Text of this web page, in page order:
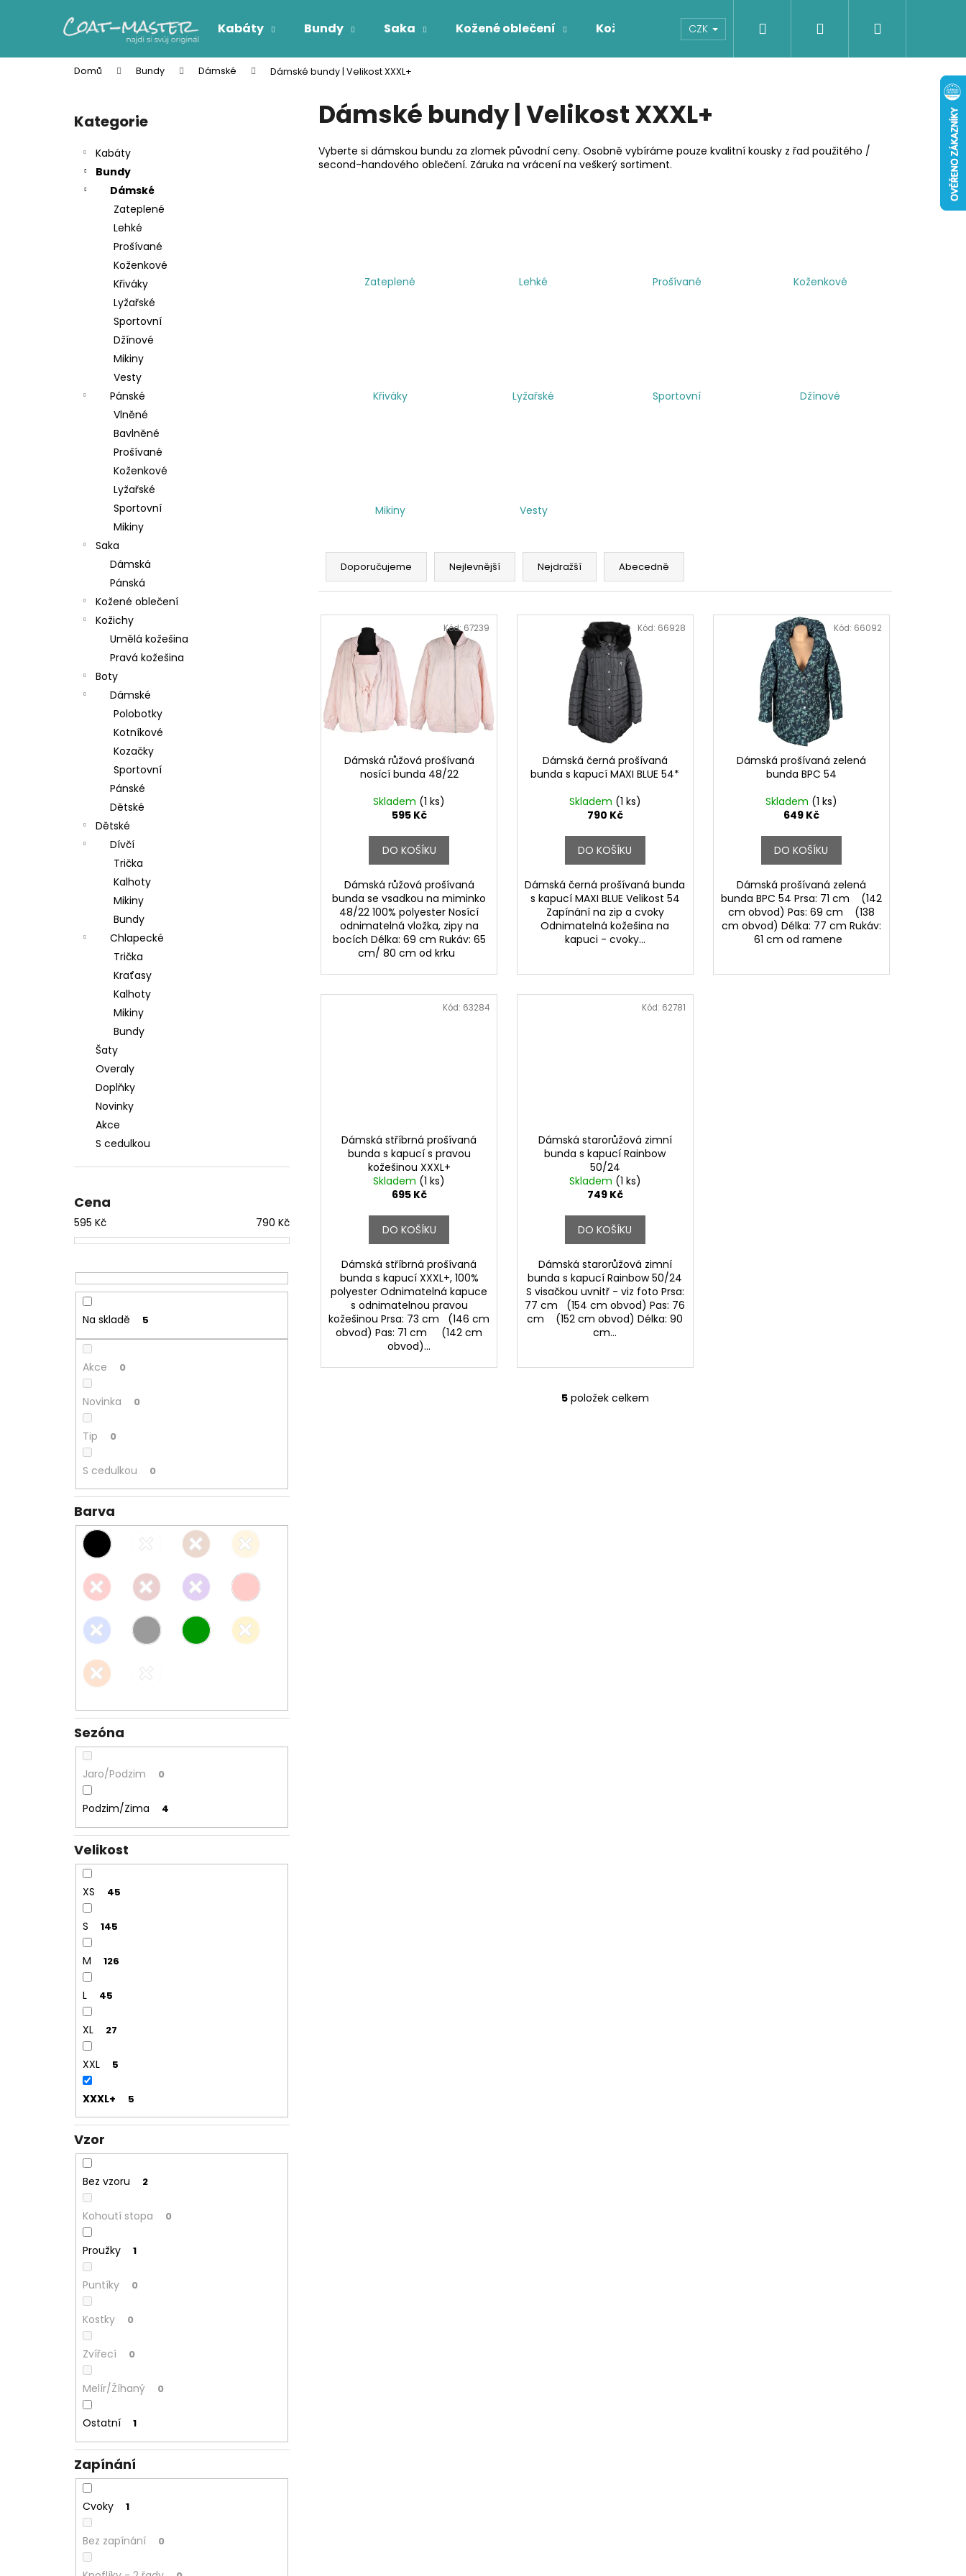
Kabáty Bundy Saka Kožené oblečení Kožichy Boty Dětské
CZK Přihlášení
Domů Bundy Dámské Dámské bundy | Velikost XXXL+
Přeskočit
kategorie
Kategorie
Kabáty
Bundy
Dámské
Zateplené
Lehké
Prošívané
Koženkové
Křiváky
Lyžařské
Sportovní
Džínové
Mikiny
Vesty
Pánské
Vlněné
Bavlněné
Prošívané
Koženkové
Lyžařské
Sportovní
Mikiny
Saka
Dámská
Pánská
Kožené oblečení
Kožichy
Umělá kožešina
Pravá kožešina
Boty
Dámské
Polobotky
Kotníkové
Kozačky
Sportovní
Pánské
Dětské
Dětské
Dívčí
Trička
Kalhoty
Mikiny
Bundy
Chlapecké
Trička
Kraťasy
Kalhoty
Mikiny
Bundy
Šaty
Overaly
Doplňky
Novinky
Akce
S cedulkou
Cena
595 Kč 790 Kč
Na skladě 5
Akce 0
Novinka 0
Tip 0
S cedulkou 0
Barva
Sezóna
Jaro/Podzim 0
Podzim/Zima 4
Velikost
XS 45
S 145
M 126
L 45
XL 27
XXL 5
XXXL+ 5
Vzor
Bez vzoru 2
Kohoutí stopa 0
Proužky 1
Puntíky 0
Kostky 0
Zvířecí 0
Melír/Žíhaný 0
Ostatní 1
Zapínání
Cvoky 1
Bez zapínání 0
Dámské bundy | Velikost XXXL+
Vyberte si dámskou bundu za zlomek původní ceny. Osobně vybíráme pouze kvalitní kousky z řad použitého /
second-handového oblečení. Záruka na vrácení na veškerý sortiment.
Zateplené Lehké Prošívané Koženkové
Křiváky Lyžařské Sportovní Džínové
Mikiny Vesty
Ř
z
o
d
u
Doporučujeme Nejlevnější Nejdražší Abecedně
V
p
r
Dámská růžová prošívaná
nosící bunda 48/22
Skladem (1 ks)
595 Kč
DO KOŠÍKU
Dámská růžová prošívaná
bunda se vsadkou na miminko
48/22 100% polyester Nosící
odnimatelná vložka, zipy na
bocích Délka: 69 cm Rukáv: 65
cm/ 80 cm od krku
Kód: 67239
Dámská černá prošívaná
bunda s kapucí MAXI BLUE 54*
Skladem (1 ks)
790 Kč
DO KOŠÍKU
Dámská černá prošívaná bunda
s kapucí MAXI BLUE Velikost 54
Zapínání na zip a cvoky
Odnimatelná kožešina na
kapuci - cvoky...
Kód: 66928
Dámská prošívaná zelená
bunda BPC 54
Skladem (1 ks)
649 Kč
DO KOŠÍKU
Dámská prošívaná zelená
bunda BPC 54 Prsa: 71 cm (142
cm obvod) Pas: 69 cm (138
cm obvod) Délka: 77 cm Rukáv:
61 cm od ramene
Kód: 66092
Dámská stříbrná prošívaná
bunda s kapucí s pravou
kožešinou XXXL+
Skladem (1 ks)
695 Kč
DO KOŠÍKU
Dámská stříbrná prošívaná
bunda s kapucí XXXL+, 100%
polyester Odnimatelná kapuce
s odnimatelnou pravou
kožešinou Prsa: 73 cm (146 cm
obvod) Pas: 71 cm (142 cm
obvod)...
Kód: 63284
Dámská starorůžová zimní
bunda s kapucí Rainbow
50/24
Skladem (1 ks)
749 Kč
DO KOŠÍKU
Dámská starorůžová zimní
bunda s kapucí Rainbow 50/24
S visačkou uvnitř - viz foto Prsa:
77 cm (154 cm obvod) Pas: 76
cm (152 cm obvod) Délka: 90
cm...
Kód: 62781
O
5 položek celkem
í
Zpět
do
obchodu
Zpět
do
obchodu
Co potřebujete najít?